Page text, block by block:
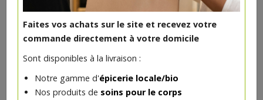
Faites vos achats sur le site et recevez votre
commande directement à votre domicile
Sont disponibles à la livraison :
Notre gamme d'épicerie locale/bio
Nos produits de soins pour le corps
DANS LA MÊME CATÉGORIE ...